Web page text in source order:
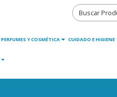
PERFUMES Y COSMÉTICA CUIDADO E HIGIENE